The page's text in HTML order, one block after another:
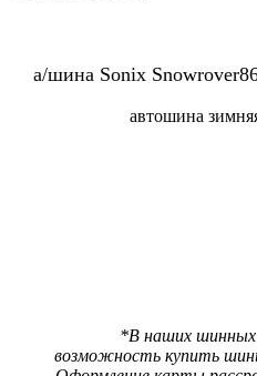
а/шина Sonix
автошина
*В наших шинных
возможность купить